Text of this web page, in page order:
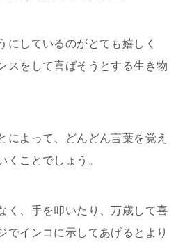
にしているのがとても嬉しく
スをして喜ばそうとする生き物
によって、どんどん言葉を覚え
くことでしょう。
く、手を叩いたり、万歳して喜
でインコに示してあげるとより